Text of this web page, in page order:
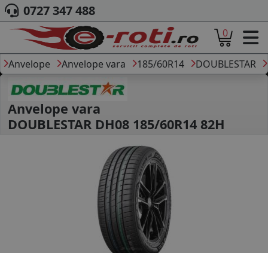
ACASA
DESPRE NOI
ANVELOPE
AUTO
CAMION
MOTO
CAUTARE DUPA
DIMENSIUNI
PRODUCATORI ANVELOPE
MARCA AUTO
B2B - COLABORARE COMPANII
0727 347 488
0
Anvelope Anvelope vara 185/60R14 DOUBLESTAR
Anvelope vara
DOUBLESTAR DH08 185/60R14 82H